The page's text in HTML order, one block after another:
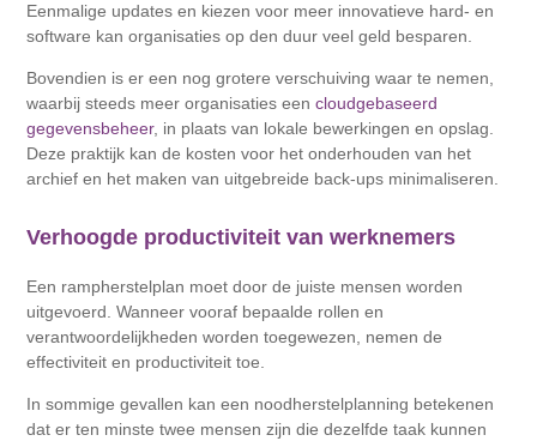
Eenmalige updates en kiezen voor meer innovatieve hard- en
software kan organisaties op den duur veel geld besparen.
Bovendien is er een nog grotere verschuiving waar te nemen,
waarbij steeds meer organisaties eencloudgebaseerd
gegevensbeheer, in plaats van lokale bewerkingen en opslag.
Deze praktijk kan de kosten voor het onderhouden van het
archief en het maken van uitgebreide back-ups minimaliseren.
Verhoogde productiviteit van werknemers
Een rampherstelplan moet door de juiste mensen worden
uitgevoerd. Wanneer vooraf bepaalde rollen en
verantwoordelijkheden worden toegewezen, nemen de
effectiviteit en productiviteit toe.
In sommige gevallen kan een noodherstelplanning betekenen
dat er ten minste twee mensen zijn die dezelfde taak kunnen